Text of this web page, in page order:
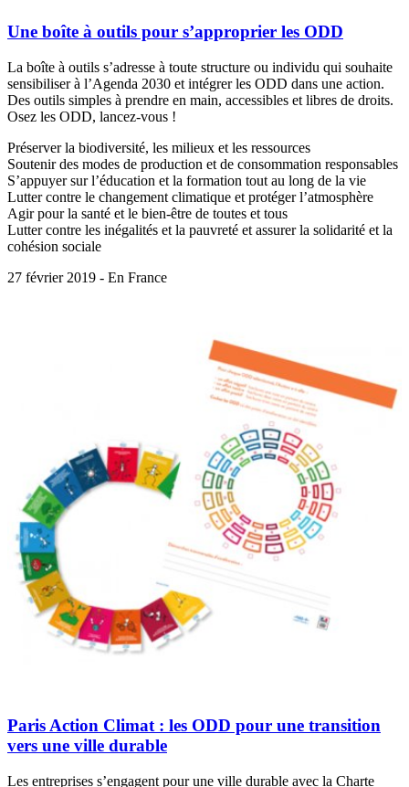
Une boîte à outils pour s’approprier les ODD
La boîte à outils s’adresse à toute structure ou individu qui souhaite
sensibiliser à l’Agenda 2030 et intégrer les ODD dans une action.
Des outils simples à prendre en main, accessibles et libres de droits.
Osez les ODD, lancez-vous !
Préserver la biodiversité, les milieux et les ressources
Soutenir des modes de production et de consommation responsables
S’appuyer sur l’éducation et la formation tout au long de la vie
Lutter contre le changement climatique et protéger l’atmosphère
Agir pour la santé et le bien-être de toutes et tous
Lutter contre les inégalités et la pauvreté et assurer la solidarité et la
cohésion sociale
27 février 2019 - En France
Paris Action Climat : les ODD pour une transition
vers une ville durable
Les entreprises s’engagent pour une ville durable avec la Charte